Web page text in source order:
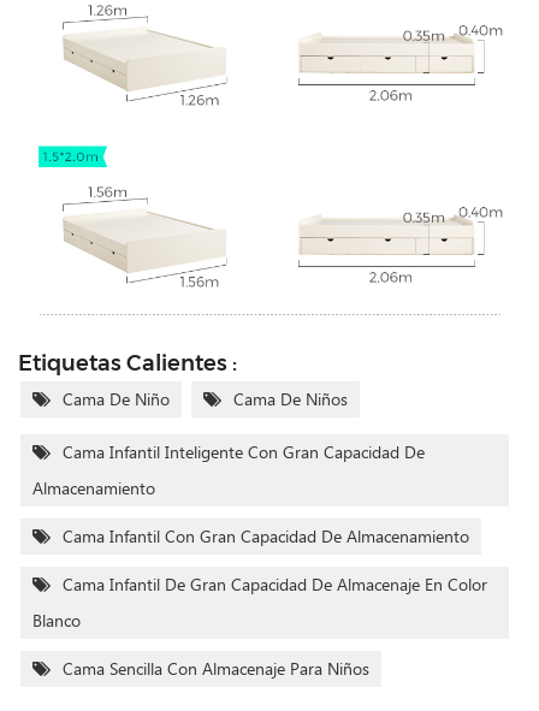
Etiquetas Calientes :
Cama De Niño Cama De Niños
Cama Infantil Inteligente Con Gran Capacidad De
Almacenamiento
Cama Infantil Con Gran Capacidad De Almacenamiento
Cama Infantil De Gran Capacidad De Almacenaje En Color
Blanco
Cama Sencilla Con Almacenaje Para Niños